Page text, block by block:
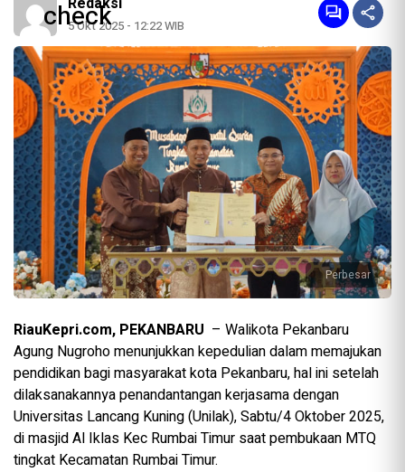
5 Okt 2025 - 12:22 WIB
Perbesar
RiauKepri.com, PEKANBARU – Walikota Pekanbaru
Agung Nugroho menunjukkan kepedulian dalam memajukan
pendidikan bagi masyarakat kota Pekanbaru, hal ini setelah
dilaksanakannya penandantangan kerjasama dengan
Universitas Lancang Kuning (Unilak), Sabtu/4 Oktober 2025,
di masjid Al Iklas Kec Rumbai Timur saat pembukaan MTQ
tingkat Kecamatan Rumbai Timur.